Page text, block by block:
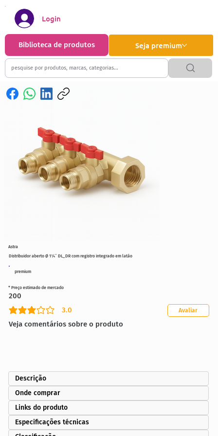
Seja premium
Biblioteca de produtos
Login
premium
Distribuidor aberto Ø 1¼″ DL_DR com registro integrado em latão
3.0
classificação média é 3 de 5
Veja comentários sobre o produto
Avaliar
* Preço estimado de mercado
200
Astra
Descrição
Onde comprar
Links do produto
Especificações técnicas